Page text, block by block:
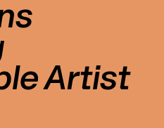
Artist